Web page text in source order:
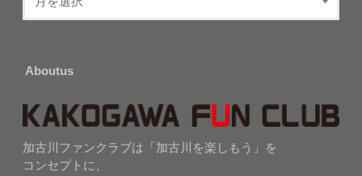
Aboutus
加古川ファンクラブは「加古川を楽しもう」を
コンセプトに、